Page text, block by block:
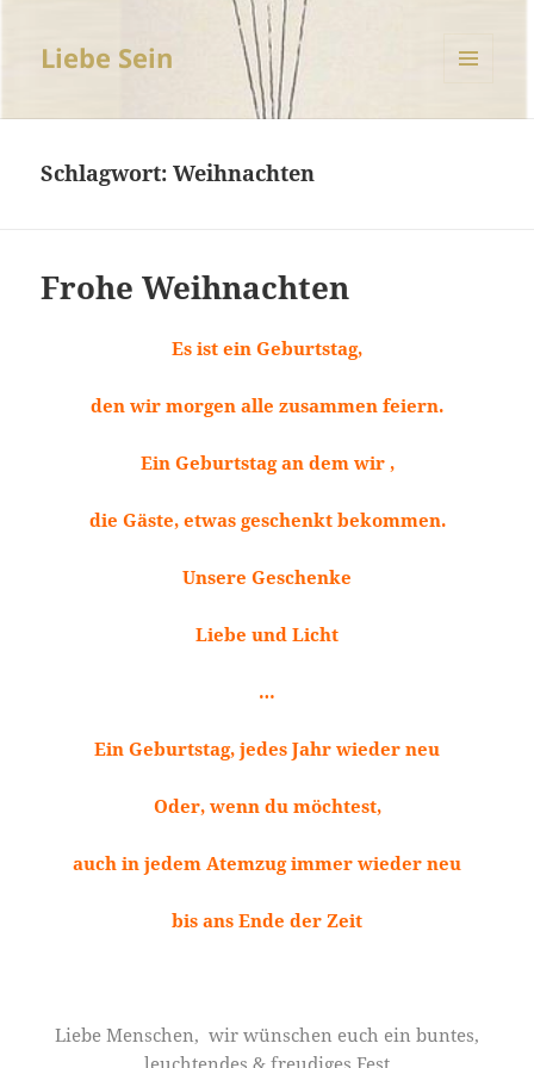
Liebe Sein
Schlagwort:Weihnachten
Frohe Weihnachten
Es ist ein Geburtstag,
den wir morgen alle zusammen feiern.
Ein Geburtstag an dem wir ,
die Gäste, etwas geschenkt bekommen.
Unsere Geschenke
Liebe und Licht
…
Ein Geburtstag, jedes Jahr wieder neu
Oder, wenn du möchtest,
auch in jedem Atemzug immer wieder neu
bis ans Ende der Zeit
Liebe Menschen, wir wünschen euch ein buntes,